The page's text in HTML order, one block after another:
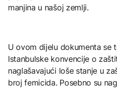
manjina u našoj zemlji.
U ovom dijelu dokumenta se
Istanbulske konvencije o
naglašavajući loše stanje u
broj femicida. Posebno su